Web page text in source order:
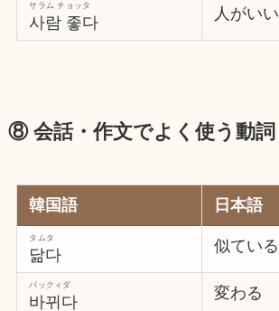
사람 좋다
サラム チョッタ 人がいい
⑧ 会話・作文でよく使う動詞
韓国語 日本語
닮다
タムタ 似ている
바뀌다
パックィダ 変わる